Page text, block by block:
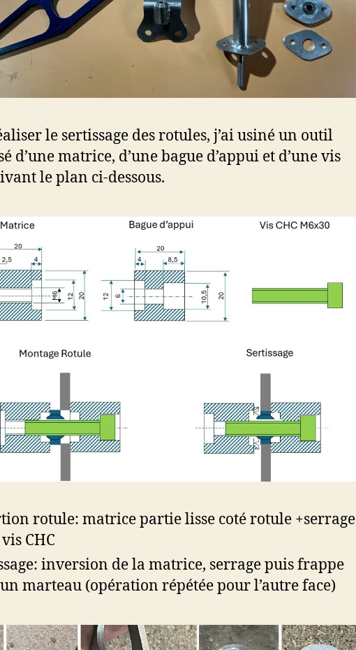
le sertissage des rotules, j’ai usiné un outil
d’une matrice, d’une bague d’appui et d’une vis
le plan ci-dessous.
rotule: matrice partie lisse coté rotule +serrage
CHC
inversion de la matrice, serrage puis frappe
marteau (opération répétée pour l’autre face)